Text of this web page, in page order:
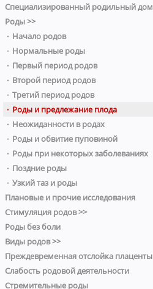
Специализированный родильный дом
Роды >>
· Начало родов
· Нормальные роды
· Первый период родов
· Второй период родов
· Третий период родов
· Роды и предлежание плода
· Неожиданности в родах
· Роды и обвитие пуповиной
· Роды при некоторых заболеваниях
· Поздние роды
· Узкий таз и роды
Плановые и прочие исследования
Стимуляция родов >>
Роды без боли
Виды родов >>
Преждевременная отслойка плаценты
Слабость родовой деятельности
Стремительные роды